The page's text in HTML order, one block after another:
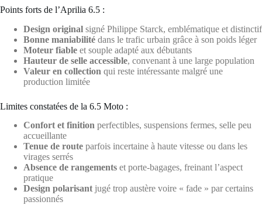
Points forts de l’Aprilia 6.5 :
Design original signé Philippe Starck, emblématique et distinctif
Bonne maniabilité dans le trafic urbain grâce à son poids léger
Moteur fiable et souple adapté aux débutants
Hauteur de selle accessible, convenant à une large population
Valeur en collection qui reste intéressante malgré une
production limitée
Limites constatées de la 6.5 Moto :
Confort et finition perfectibles, suspensions fermes, selle peu
accueillante
Tenue de route parfois incertaine à haute vitesse ou dans les
virages serrés
Absence de rangements et porte-bagages, freinant l’aspect
pratique
Design polarisant jugé trop austère voire « fade » par certains
passionnés